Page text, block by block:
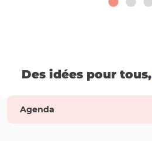
Des idées pour tous,